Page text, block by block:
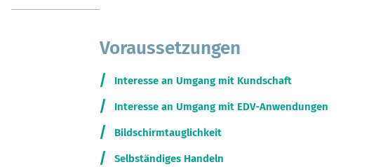
Voraussetzungen
Interesse an Umgang mit Kundschaft
Interesse an Umgang mit EDV-Anwendungen
Bildschirmtauglichkeit
Selbständiges Handeln